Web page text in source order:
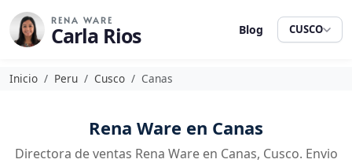
RENA WARE
Carla Rios Blog CUSCO
Inicio Peru Cusco Canas
Rena Ware en Canas
Directora de ventas Rena Ware en Canas, Cusco. Envio